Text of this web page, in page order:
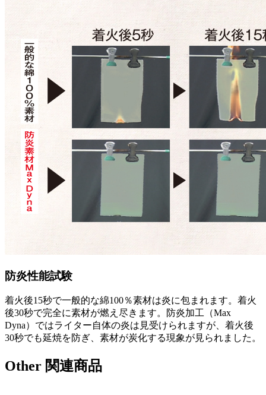
防炎性能試験
着火後15秒で一般的な綿100％素材は炎に包まれます。着火
後30秒で完全に素材が燃え尽きます。防炎加工（Max
Dyna）ではライター自体の炎は見受けられますが、着火後
30秒でも延焼を防ぎ、素材が炭化する現象が見られました。
Other 関連商品